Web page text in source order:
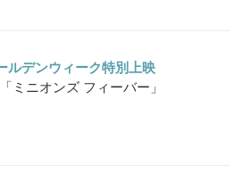
ルデンウィーク特別上映
ミニオンズ フィーバー」